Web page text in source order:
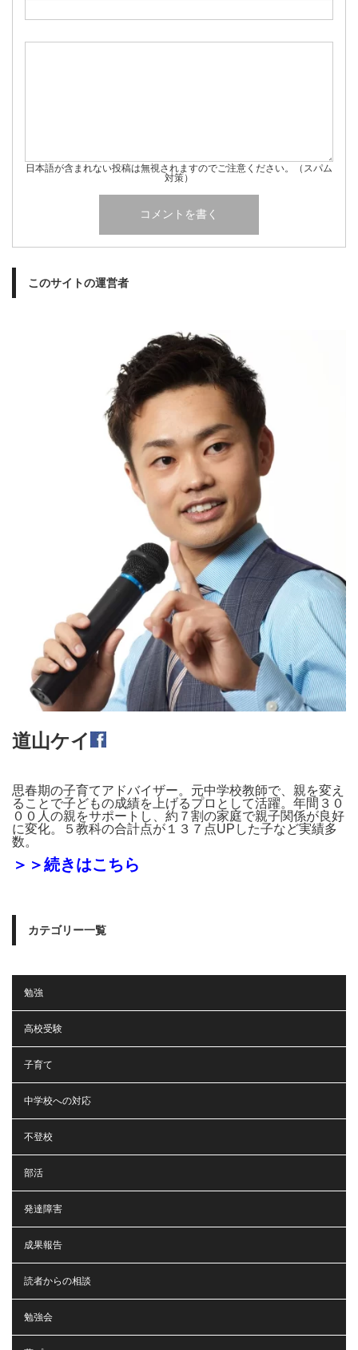
日本語が含まれない投稿は無視されますのでご注意ください。（スパム
対策）
このサイトの運営者
道山ケイ
思春期の子育てアドバイザー。元中学校教師で、親を変え
ることで子どもの成績を上げるプロとして活躍。年間３０
００人の親をサポートし、約７割の家庭で親子関係が良好
に変化。５教科の合計点が１３７点UPした子など実績多
数。
＞＞続きはこちら
カテゴリー一覧
勉強
高校受験
子育て
中学校への対応
不登校
部活
発達障害
成果報告
読者からの相談
勉強会